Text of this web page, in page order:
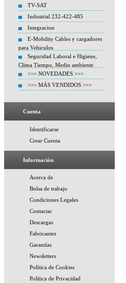
TV-SAT
Industrial 232-422-485
Integracion
E-Mobility Cables y cargadores
para Vehiculos
Seguridad Laboral e Higiene,
Clima Tiempo, Medio ambiente
>>> NOVEDADES >>>
>>> MÁS VENDIDOS >>>
Cuenta
Identificarse
Crear Cuenta
Información
Acerca de
Bolsa de trabajo
Condiciones Legales
Contactar
Descargas
Fabricantes
Garantías
Newsletters
Política de Cookies
Política de Privacidad